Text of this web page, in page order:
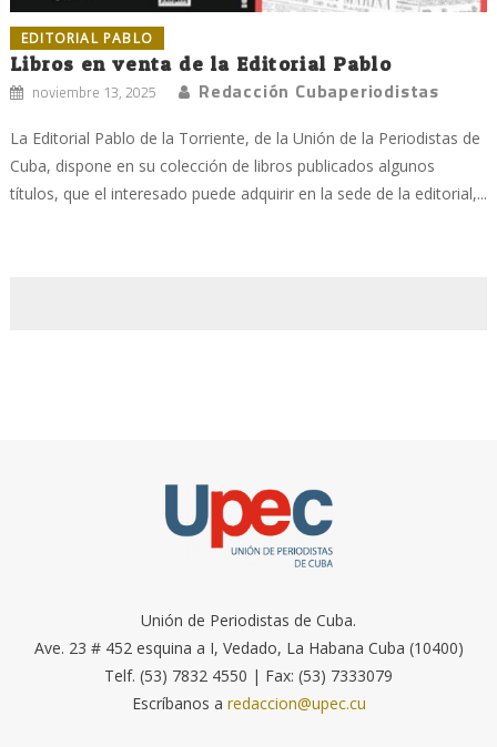
EDITORIAL PABLO
Libros en venta de la Editorial Pablo
noviembre 13, 2025 Redacción Cubaperiodistas
La Editorial Pablo de la Torriente, de la Unión de la Periodistas de
Cuba, dispone en su colección de libros publicados algunos
títulos, que el interesado puede adquirir en la sede de la editorial,...
Unión de Periodistas de Cuba.
Ave. 23 # 452 esquina a I, Vedado, La Habana Cuba (10400)
Telf. (53) 7832 4550 | Fax: (53) 7333079
Escríbanos a redaccion@upec.cu